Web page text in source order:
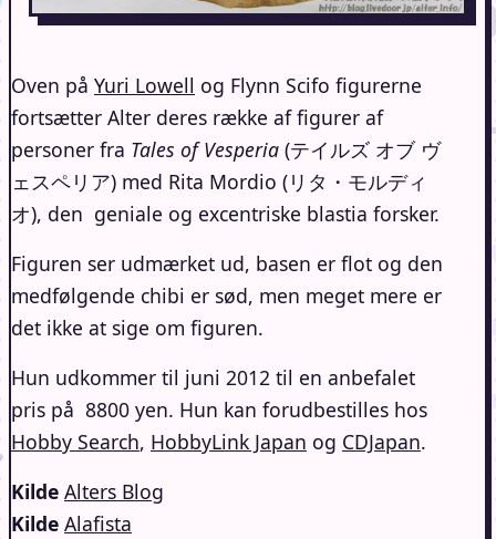
Oven på Yuri Lowell og Flynn Scifo figurerne
fortsætter Alter deres række af figurer af
personer fra Tales of Vesperia (テイルズ オブ ヴ
ェスペリア) med Rita Mordio (リタ・モルディ
オ), den geniale og excentriske blastia forsker.
Figuren ser udmærket ud, basen er flot og den
medfølgende chibi er sød, men meget mere er
det ikke at sige om figuren.
Hun udkommer til juni 2012 til en anbefalet
pris på 8800 yen. Hun kan forudbestilles hos
Hobby Search, HobbyLink Japan og CDJapan.
Kilde Alters Blog
Kilde Alafista